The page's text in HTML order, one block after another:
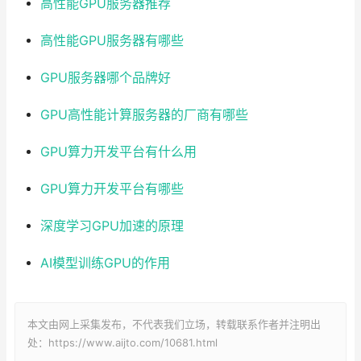
高性能GPU服务器推荐
高性能GPU服务器有哪些
GPU服务器哪个品牌好
GPU高性能计算服务器的厂商有哪些
GPU算力开发平台有什么用
GPU算力开发平台有哪些
深度学习GPU加速的原理
AI模型训练GPU的作用
本文由网上采集发布，不代表我们立场，转载联系作者并注明出
处：https://www.aijto.com/10681.html